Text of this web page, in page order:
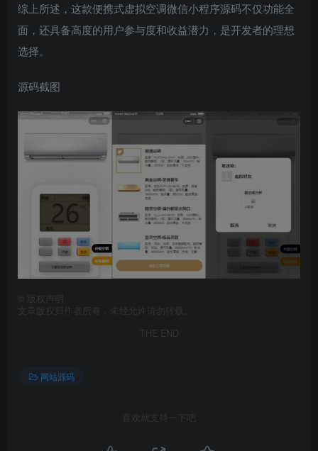
综上所述，这款便携式虚拟空调微信小程序源码不仅功能全
面，还具备高度的用户参与度和收益潜力，是开发者的理想
选择。
源码截图
版权声明
文章版权归作者所有，未经允许请勿转载。
THE END
网站源码
喜欢就支持一下吧